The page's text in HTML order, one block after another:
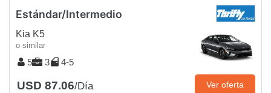
Estándar/Intermedio
Kia K5
o similar
5 3 4-5
USD 87.06/Día Ver oferta